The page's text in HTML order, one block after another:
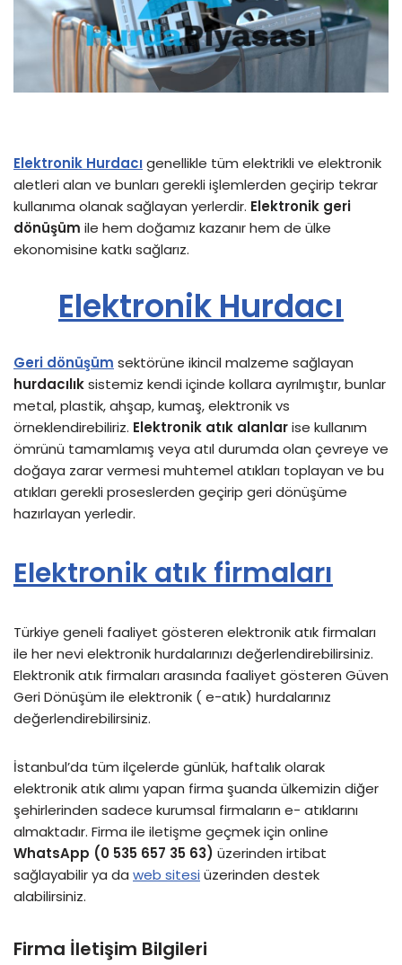
Elektronik Hurdacıgenellikle tüm elektrikli ve elektronik
aletleri alan ve bunları gerekli işlemlerden geçirip tekrar
kullanıma olanak sağlayan yerlerdir. Elektronik geri
dönüşüm ile hem doğamız kazanır hem de ülke
ekonomisine katkı sağlarız.
Elektronik Hurdacı
Geri dönüşüm sektörüne ikincil malzeme sağlayan
hurdacılıksistemiz kendi içinde kollara ayrılmıştır, bunlar
metal, plastik, ahşap, kumaş, elektronik vs
örneklendirebiliriz. Elektronik atık alanlarise kullanım
ömrünü tamamlamış veya atıl durumda olan çevreye ve
doğaya zarar vermesi muhtemel atıkları toplayan ve bu
atıkları gerekli proseslerden geçirip geri dönüşüme
hazırlayan yerledir.
Elektronik atık firmaları
Türkiye geneli faaliyet gösteren elektronik atık firmaları
ile her nevi elektronik hurdalarınızı değerlendirebilirsiniz.
Elektronik atık firmaları arasında faaliyet gösteren Güven
Geri Dönüşüm ile elektronik ( e-atık) hurdalarınız
değerlendirebilirsiniz.
İstanbul’da tüm ilçelerde günlük, haftalık olarak
elektronik atık alımı yapan firma şuanda ülkemizin diğer
şehirlerinden sadece kurumsal firmaların e- atıklarını
almaktadır. Firma ile iletişme geçmek için online
WhatsApp (0 535 657 35 63) üzerinden irtibat
sağlayabilir ya da web sitesi üzerinden destek
alabilirsiniz.
Firma İletişim Bilgileri